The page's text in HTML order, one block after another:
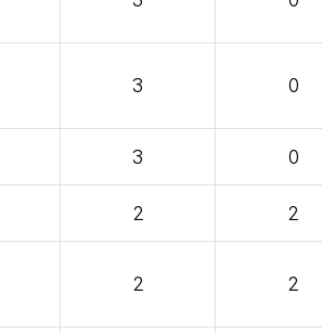
3 0
3 0
2 2
2 2